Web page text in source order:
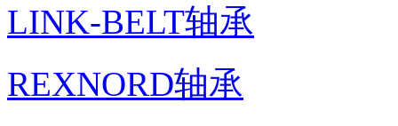
LINK-BELT轴承
REXNORD轴承